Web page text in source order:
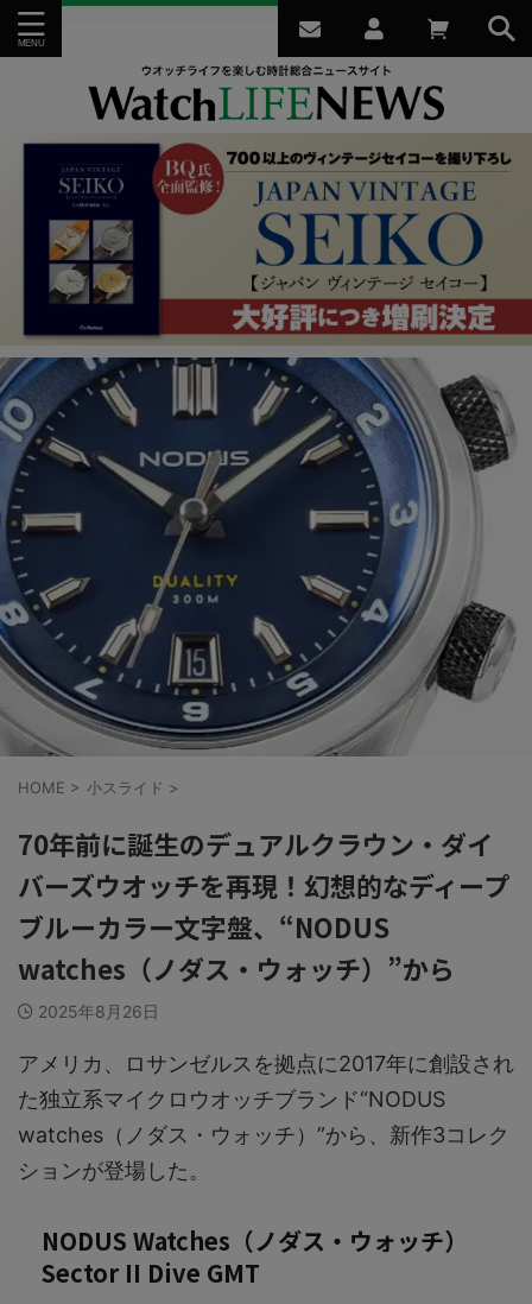
HOME > 小スライド >
70年前に誕生のデュアルクラウン・ダイ
バーズウオッチを再現！幻想的なディープ
ブルーカラー文字盤、“NODUS
watches（ノダス・ウォッチ）”から
2025年8月26日
アメリカ、ロサンゼルスを拠点に2017年に創設され
た独立系マイクロウオッチブランド“NODUS
watches（ノダス・ウォッチ）”から、新作3コレク
ションが登場した。
NODUS Watches（ノダス・ウォッチ）
Sector II Dive GMT